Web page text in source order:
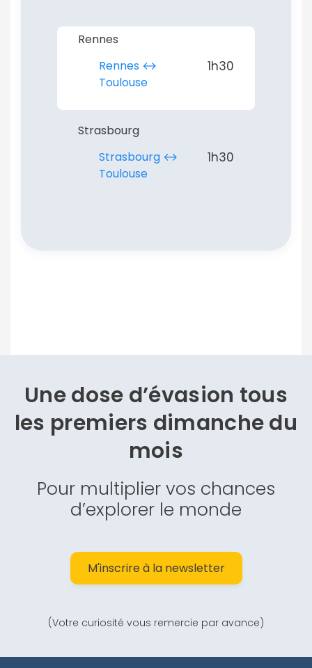
Rennes
Rennes ↔︎
Toulouse
1h30
Strasbourg
Strasbourg ↔︎
Toulouse
1h30
Une dose d’évasion tous
les premiers dimanche du
mois
Pour multiplier vos chances
d’explorer le monde
M'inscrire à la newsletter
(Votre curiosité vous remercie par avance)